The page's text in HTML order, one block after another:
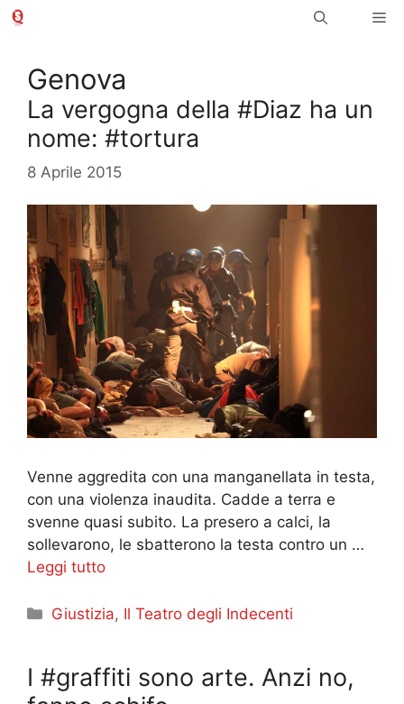
Vai
Genova
La vergogna della #Diaz ha un
nome: #tortura
8 Aprile 2015
Venne aggredita con una manganellata in testa,
con una violenza inaudita. Cadde a terra e
svenne quasi subito. La presero a calci, la
sollevarono, le sbatterono la testa contro un …
Leggi tutto
Categorie
Giustizia, Il Teatro degli Indecenti
I #graffiti sono arte. Anzi no,